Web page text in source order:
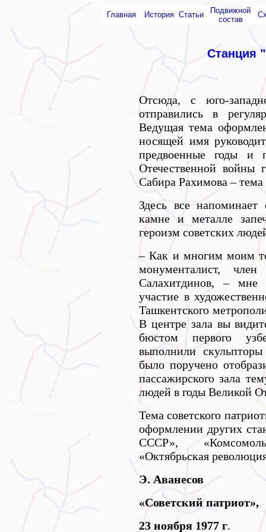
Главная История Статьи
Подвижной
состав
Станция
Отсюда, с юго-
отправились в
Ведущая тема
носящей имя
предвоенные годы и
Отечественной войны
Сабира Рахимова – тема
Здесь все
камне и металле
героизм советских
– Как и многим моим
монументалист,
Салахитдинов, – мне
участие в
Ташкентского
В центре зала вы
бюстом первого
выполнили
было поручено
пассажирского зала
людей в годы Великой
Тема советского
оформлении других
СССР»,
«Октябрьская
Э. Аванесов
«Советский патриот»,
23 ноября 1977 г.